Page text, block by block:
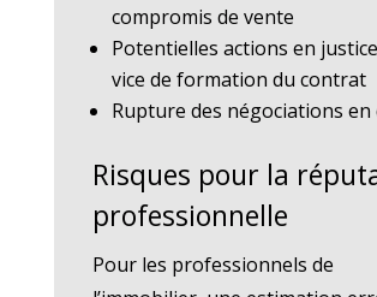
compromis de vente
Potentielles actions en
vice de formation du contrat
Rupture des négociations en
Risques pour la
professionnelle
Pour les professionnels de